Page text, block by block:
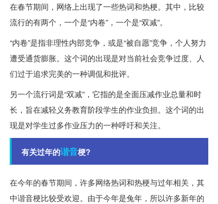
在春节期间，网络上出现了一些热词和热梗。其中，比较
流行的有两个，一个是“内卷”，一个是“双减”。
“内卷”是指非理性内部竞争，或是“被自愿”竞争，个人努力
遭受通货膨胀。这个词的出现是对当前社会竞争过度、人
们过于追求完美的一种调侃和批评。
另一个流行词是“双减”，它指的是全面压减作业总量和时
长，旨在减轻义务教育阶段学生的作业负担。这个词的出
现是对学生过多作业压力的一种呼吁和关注。
有关过年的谐音梗?
在今年的春节期间，许多网络热词和热梗与过年相关，其
中谐音梗比较受欢迎。由于今年是兔年，所以许多新年的